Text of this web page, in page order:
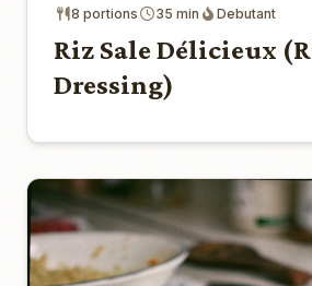
8 portions 35 min Debutant
Riz Sale Délicieux
Dressing)